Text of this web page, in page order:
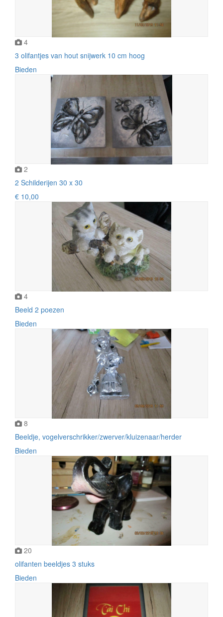
4
3 olifantjes van hout snijwerk 10 cm hoog
Bieden
2
2 Schilderijen 30 x 30
€ 10,00
4
Beeld 2 poezen
Bieden
8
Beeldje, vogelverschrikker/zwerver/kluizenaar/herder
Bieden
20
olifanten beeldjes 3 stuks
Bieden